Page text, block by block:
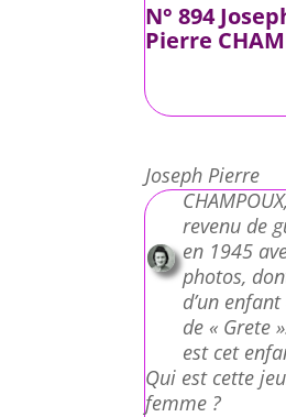
N° 894
Pierre
Joseph Pierre
revenu de
en 1945
photos,
d’un
de « Grete
est cet
Qui est cette
femme ?